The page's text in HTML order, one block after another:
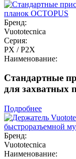
Бренд:
Vuototecnica
Серия:
PX / P2X
Наименование:
Стандартные
для захватных
Подробнее
Бренд:
Vuototecnica
Наименование: